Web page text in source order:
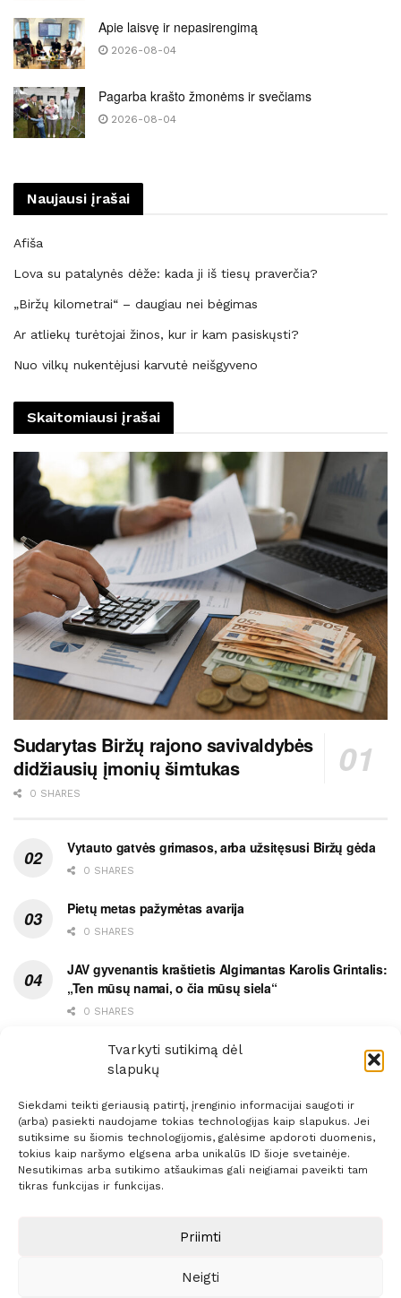
Tvarkyti sutikimą dėl
slapukų
Siekdami teikti geriausią patirtį, įrenginio informacijai saugoti ir
(arba) pasiekti naudojame tokias technologijas kaip slapukus. Jei
sutiksime su šiomis technologijomis, galėsime apdoroti duomenis,
tokius kaip naršymo elgsena arba unikalūs ID šioje svetainėje.
Nesutikimas arba sutikimo atšaukimas gali neigiamai paveikti tam
tikras funkcijas ir funkcijas.
Priimti
Neigti
Apie laisvę ir nepasirengimą
2026-08-04
Pagarba krašto žmonėms ir svečiams
2026-08-04
Naujausi įrašai
Afiša
Lova su patalynės dėže: kada ji iš tiesų praverčia?
„Biržų kilometrai“ – daugiau nei bėgimas
Ar atliekų turėtojai žinos, kur ir kam pasiskųsti?
Nuo vilkų nukentėjusi karvutė neišgyveno
Skaitomiausi įrašai
Sudarytas Biržų rajono savivaldybės
didžiausių įmonių šimtukas
0 SHARES
Vytauto gatvės grimasos, arba užsitęsusi Biržų gėda
0 SHARES
Pietų metas pažymėtas avarija
0 SHARES
JAV gyvenantis kraštietis Algimantas Karolis Grintalis:
„Ten mūsų namai, o čia mūsų siela“
0 SHARES
Ypatingas dviejų medikių likimo ryšys
0 SHARES
Prenumerata Reklama
Sprendimas:ITBrolis